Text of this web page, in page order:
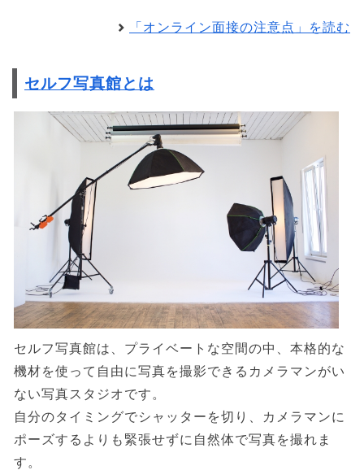
「オンライン面接の注意点」を読む
セルフ写真館とは
セルフ写真館は、プライベートな空間の中、本格的な
機材を使って自由に写真を撮影できるカメラマンがい
ない写真スタジオです。
自分のタイミングでシャッターを切り、カメラマンに
ポーズするよりも緊張せずに自然体で写真を撮れま
す。